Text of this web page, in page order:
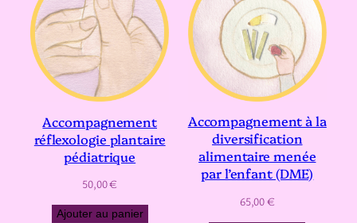
Accompagnement
réflexologie plantaire
pédiatrique
50,00€
Ajouter au panier
Accompagnement à la
diversification
alimentaire menée
par l’enfant (DME)
65,00€